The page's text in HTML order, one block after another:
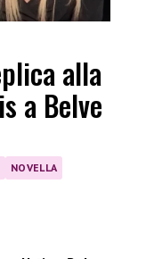
alla
a Belve
NOVELLA